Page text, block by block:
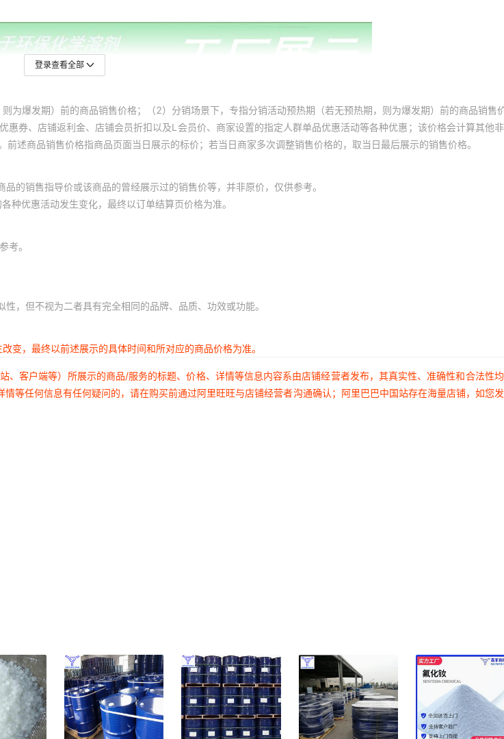
登录查看全部
为爆发期）前的商品销售价格；（2）分销场景下，专指分销活动预热期（若无预热期，则为爆发期）前的商品销售
券、店铺返利金、店铺会员折扣以及L会员价、商家设置的指定人群单品优惠活动等各种优惠；该价格会计算其他
述商品销售价格指商品页面当日展示的标价；若当日商家多次调整销售价格的，取当日最后展示的销售价格。
的销售指导价或该商品的曾经展示过的销售价等，并非原价，仅供参考。
优惠活动发生变化，最终以订单结算页价格为准。
考。
，但不视为二者具有完全相同的品牌、品质、功效或功能。
变，最终以前述展示的具体时间和所对应的商品价格为准。
客户端等）所展示的商品/服务的标题、价格、详情等信息内容系由店铺经营者发布，其真实性、准确性和合法性
等任何信息有任何疑问的，请在购买前通过阿里旺旺与店铺经营者沟通确认；阿里巴巴中国站存在海量店铺，如您